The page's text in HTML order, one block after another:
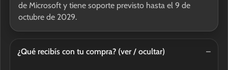
de Microsoft y tiene soporte previsto hasta el 9 de
octubre de 2029.
¿Qué recibís con tu compra? (ver / ocultar)